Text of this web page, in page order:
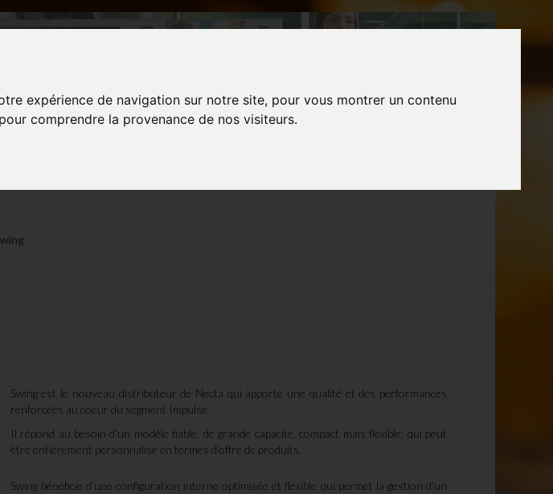
expérience de navigation sur notre site, pour vous montrer un contenu
comprendre la provenance de nos visiteurs.
Swing est le nouveau distributeur de Necta qui apporte une qualité et des performances
renforcées au coeur du segment Impulse.
Il répond au besoin d’un modèle fiable, de grande capacité, compact mais flexible; qui peut
être entièrement personnalisé en termes d’offre de produits.
Swing bénéficie d’une configuration interne optimisée et flexible qui permet la gestion d’un